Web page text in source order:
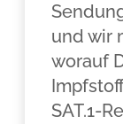
und wir
worauf
SAT.1-